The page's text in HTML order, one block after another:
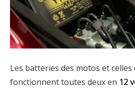
Les batteries des motos et
fonctionnent toutes deux en 12